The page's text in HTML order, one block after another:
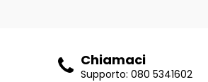
Chiamaci
Supporto:080 5341602